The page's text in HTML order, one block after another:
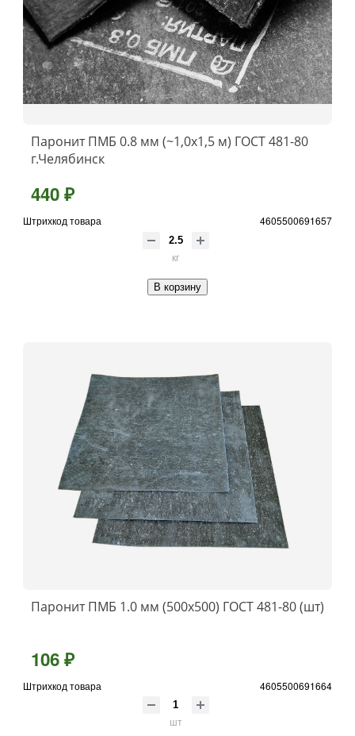
Паронит ПМБ 0.8 мм (~1,0х1,5 м) ГОСТ 481-80
г.Челябинск
440 ₽
Штрихкод товара 4605500691657
кг
В корзину
Паронит ПМБ 1.0 мм (500х500) ГОСТ 481-80 (шт)
106 ₽
Штрихкод товара 4605500691664
шт